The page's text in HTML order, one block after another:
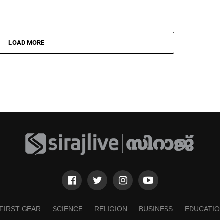
LOAD MORE
FIRST GEAR SCIENCE RELIGION BUSINESS